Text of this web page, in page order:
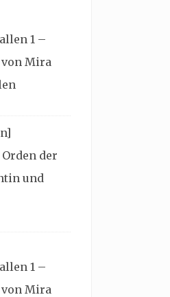
1 –
Mira
der
und
1 –
Mira